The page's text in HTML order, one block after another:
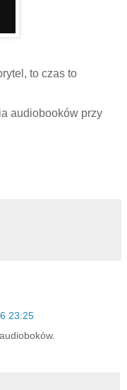
to czas to
audiobooków przy
23:25